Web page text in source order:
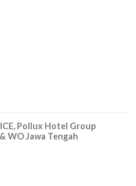
Pollux Hotel Group
WO Jawa Tengah